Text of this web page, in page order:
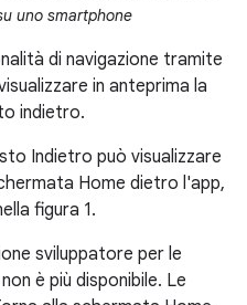
uno smartphone
di navigazione tramite
in anteprima la
indietro.
Indietro può visualizzare
Home dietro l'app,
figura 1.
sviluppatore per le
è più disponibile. Le